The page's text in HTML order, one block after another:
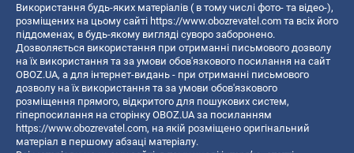
Використання будь-яких матеріалів ( в тому числі фото- та відео-),
розміщених на цьому сайті https://www.obozrevatel.com та всіх його
піддоменах, в будь-якому вигляді суворо заборонено.
Дозволяється використання при отриманні письмового дозволу
на їх використання та за умови обов'язкового посилання на сайт
OBOZ.UA, а для інтернет-видань - при отриманні письмового
дозволу на їх використання та за умови обов'язкового
розміщення прямого, відкритого для пошукових систем,
гіперпосилання на сторінку OBOZ.UA за посиланням
https://www.obozrevatel.com, на якій розміщено оригінальний
матеріал в першому абзаці матеріалу.